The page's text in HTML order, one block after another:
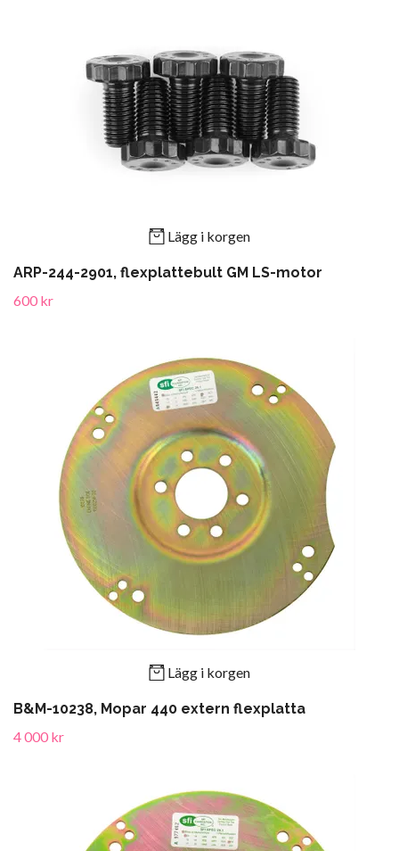
Lägg i korgen
ARP-244-2901, flexplattebult GM LS-motor
600 kr
Lägg i korgen
B&M-10238, Mopar 440 extern flexplatta
4 000 kr